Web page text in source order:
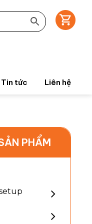
Tin tức Liên hệ
PHẨM